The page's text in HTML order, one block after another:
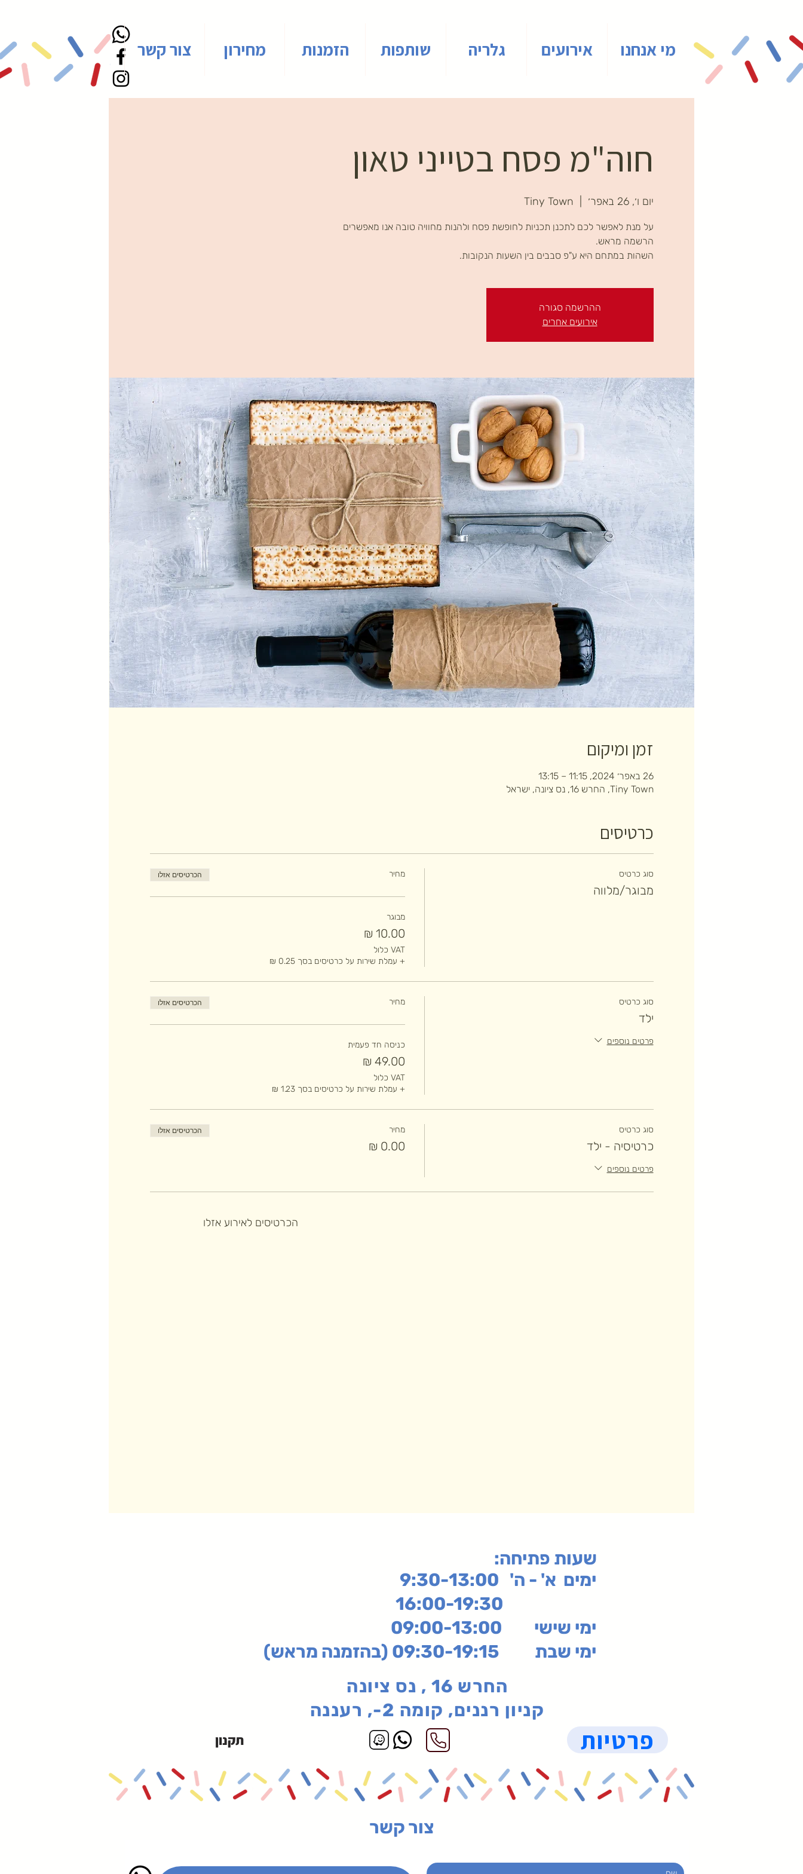
מי אנחנו אירועים גלריה שותפות הזמנות מחירון צור קשר
חוה"מ פסח בטייני טאון
יום ו׳, 26 באפר׳ Tiny Town
על מנת לאפשר לכם לתכנן תכניות לחופשת פסח ולהנות מחוויה טובה אנו מאפשרים
השהות במתחם היא ע"פ סבבים בין השעות הנקובות.
ההרשמה סגורה
אירועים אחרים
זמן ומיקום
26 באפר׳ 2024, 11:15 – 13:15
Tiny Town, החרש 16, נס ציונה, ישראל
כרטיסים
סוג כרטיס
מבוגר/מלווה
מחיר הכרטיסים אזלו
מבוגר
VAT כלול
+ עמלת שירות על כרטיסים בסך ‏0.25 ‏₪
סוג כרטיס
ילד
פרטים נוספים
מחיר הכרטיסים אזלו
כניסה חד פעמית
VAT כלול
+ עמלת שירות על כרטיסים בסך ‏1.23 ‏₪
סוג כרטיס
כרטיסיה - ילד
פרטים נוספים
מחיר הכרטיסים אזלו
הכרטיסים לאירוע אזלו
:שעות פתיחה
ימים א' - ה' 9:30-13:00
ימי שישי 09:00-13:00
ימי שבת 09:30-19:15 (בהזמנה מראש)
החרש 16 , נס ציונה
קניון רננים, קומה 2-, רעננה
תקנון פרטיות
צור קשר